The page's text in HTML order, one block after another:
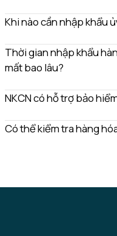
Khi nào cần nhập khẩu
Thời gian nhập khẩu
mất bao lâu?
NKCN có hỗ trợ bảo
Có thể kiểm tra hàng